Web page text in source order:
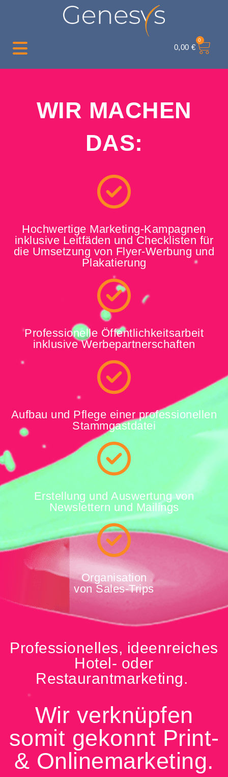
0,00 €
0
WIR MACHEN
DAS:
Hochwertige Marketing-Kampagnen
inklusive Leitfäden und Checklisten für
die Umsetzung von Flyer-Werbung und
Plakatierung
Professionelle Öffentlichkeitsarbeit
inklusive Werbepartnerschaften
Aufbau und Pflege einer professionellen
Stammgastdatei
Erstellung und Auswertung von
Newslettern und Mailings
Organisation
von Sales-Trips
Professionelles, ideenreiches
Hotel- oder
Restaurantmarketing.
Wir verknüpfen
somit gekonnt Print-
& Onlinemarketing.